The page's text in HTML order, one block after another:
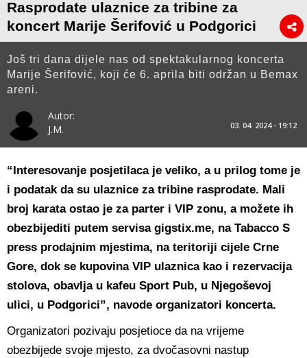
Rasprodate ulaznice za tribine za
koncert Marije Šerifović u Podgorici
Još tri dana dijele nas od spektakularnog koncerta
Marije Šerifović, koji će 6. aprila biti održan u Bemax
areni.
Autor:
J.M.
03. 04. 2024 - 19:12
“Interesovanje posjetilaca je veliko, a u prilog tome je
i podatak da su ulaznice za tribine rasprodate. Mali
broj karata ostao je za parter i VIP zonu, a možete ih
obezbijediti putem servisa gigstix.me, na Tabacco S
press prodajnim mjestima, na teritoriji cijele Crne
Gore, dok se kupovina VIP ulaznica kao i rezervacija
stolova, obavlja u kafeu Sport Pub, u Njegoševoj
ulici, u Podgorici”, navode organizatori koncerta.
Organizatori pozivaju posjetioce da na vrijeme
obezbijede svoje mjesto, za dvočasovni nastup